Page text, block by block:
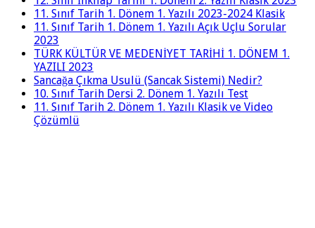
11. Sınıf Tarih 1. Dönem 1. Yazılı 2023-2024 Klasik
11. Sınıf Tarih 1. Dönem 1. Yazılı Açık Uçlu Sorular
2023
TÜRK KÜLTÜR VE MEDENİYET TARİHİ 1. DÖNEM 1.
YAZILI 2023
Sancağa Çıkma Usulü (Sancak Sistemi) Nedir?
10. Sınıf Tarih Dersi 2. Dönem 1. Yazılı Test
11. Sınıf Tarih 2. Dönem 1. Yazılı Klasik ve Video
Çözümlü